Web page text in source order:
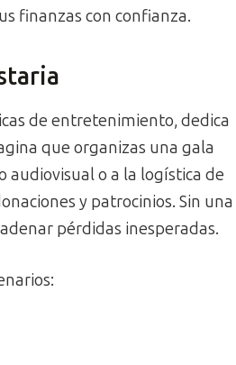
finanzas con confianza.
de entretenimiento, dedica
que organizas una gala
audiovisual o a la logística de
y patrocinios. Sin una
pérdidas inesperadas.